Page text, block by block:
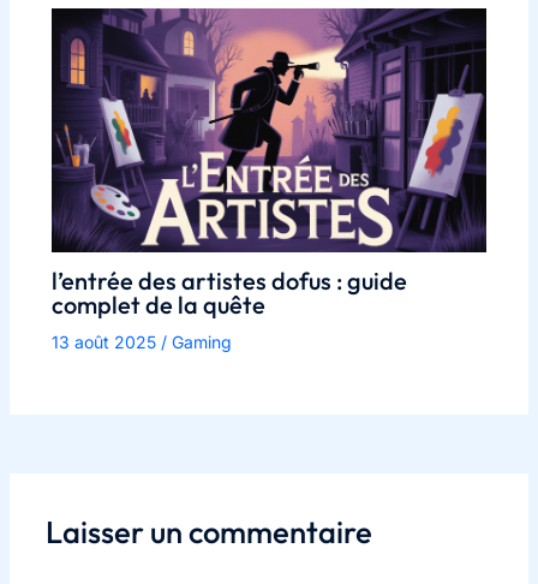
l’entrée des artistes dofus : guide
complet de la quête
13 août 2025 / Gaming
Laisser un commentaire